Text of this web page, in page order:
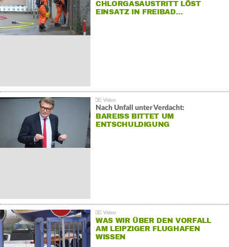
CHLORGASAUSTRITT LÖST
EINSATZ IN FREIBAD…
Nach Unfall unter Verdacht:
BAREISS BITTET UM E
NTSCHULDIGUNG
WAS WIR ÜBER DEN VORFALL
AM LEIPZIGER FLUGHAFEN
WISSEN